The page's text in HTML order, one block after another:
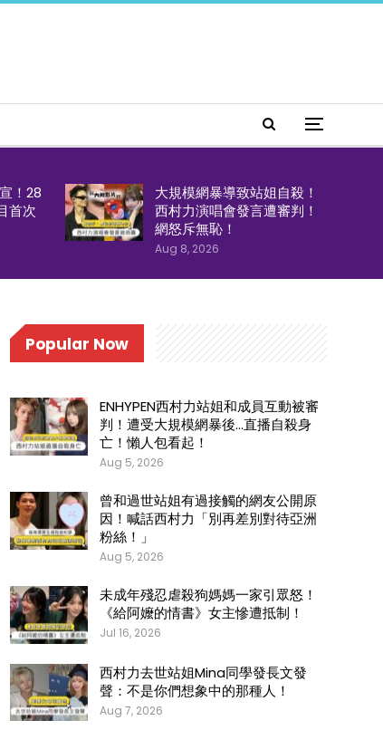
！28
首次
大規模網暴導致站姐自殺！
西村力演唱會發言遭審判！
網怒斥無恥！
Aug 8, 2026
Popular Now
ENHYPEN西村力站姐和成員互動被審
判！遭受大規模網暴後…直播自殺身
亡！懶人包看起！
Aug 5, 2026
曾和過世站姐有過接觸的網友公開原
因！喊話西村力「別再差別對待亞洲
粉絲！」
Aug 5, 2026
未成年殘忍虐殺狗媽媽一家引眾怒！
《給阿嬤的情書》女主慘遭抵制！
Jul 16, 2026
西村力去世站姐Mina同學發長文發
聲：不是你們想象中的那種人！
Aug 7, 2026